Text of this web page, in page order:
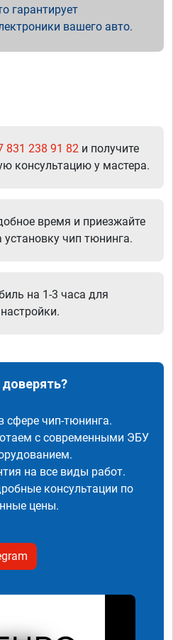
гарантирует
вашего авто.
831 238 91 82 и получите
консультацию у мастера.
время и приезжайте
установку чип тюнинга.
на 1-3 часа для
сфере чип-тюнинга.
с современными ЭБУ
на все виды работ.
консультации по
цены.